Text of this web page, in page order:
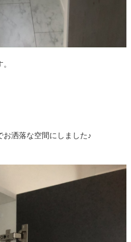
お洒落な空間にしました♪